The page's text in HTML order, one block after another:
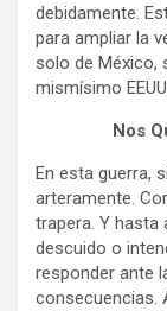
debidamente.
para ampliar la
solo de México,
mismísimo
Nos
En esta guerra,
arteramente.
trapera. Y hasta
descuido o
responder ante
consecuencias.